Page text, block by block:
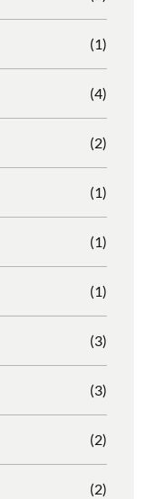
(1)
(4)
(2)
(1)
(1)
(1)
(3)
(3)
(2)
(2)